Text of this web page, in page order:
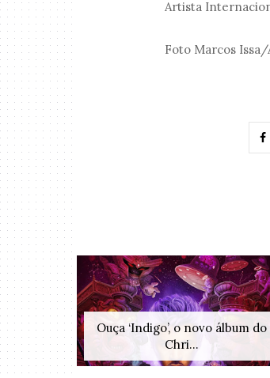
Artista
Foto Marcos
Ouça ‘Indigo’, o novo álbum do
Chri...